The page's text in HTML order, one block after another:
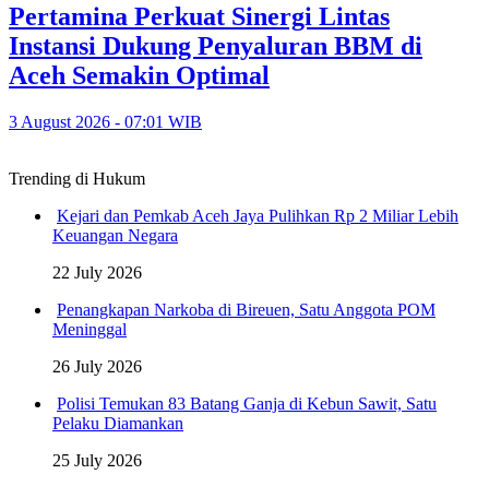
Pertamina Perkuat Sinergi Lintas
Instansi Dukung Penyaluran BBM di
Aceh Semakin Optimal
3 August 2026 - 07:01 WIB
Trending di Hukum
Kejari dan Pemkab Aceh Jaya Pulihkan Rp 2 Miliar Lebih
Keuangan Negara
22 July 2026
Penangkapan Narkoba di Bireuen, Satu Anggota POM
Meninggal
26 July 2026
Polisi Temukan 83 Batang Ganja di Kebun Sawit, Satu
Pelaku Diamankan
25 July 2026